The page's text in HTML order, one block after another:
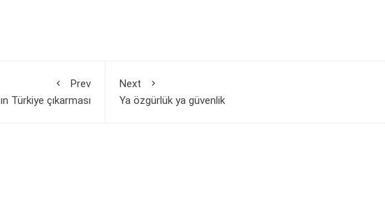
Prev
Türkiye çıkarması
Next
Ya özgürlük ya güvenlik